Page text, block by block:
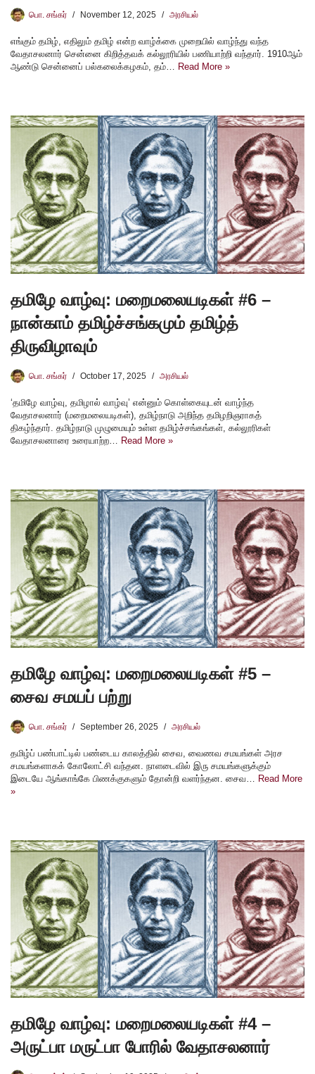
பொ. சங்கர் November 12, 2025 அரசியல்
எங்கும் தமிழ், எதிலும் தமிழ் என்ற வாழ்க்கை முறையில் வாழ்ந்து வந்த
வேதாசலனார் சென்னை கிறித்தவக் கல்லூரியில் பணியாற்றி வந்தார். 1910ஆம்
ஆண்டு சென்னைப் பல்கலைக்கழகம், தம்… Read More »
தமிழே வாழ்வு: மறைமலையடிகள் #6 –
நான்காம் தமிழ்ச்சங்கமும் தமிழ்த்
திருவிழாவும்
பொ. சங்கர் October 17, 2025 அரசியல்
‘தமிழே வாழ்வு, தமிழால் வாழ்வு’ என்னும் கொள்கையுடன் வாழ்ந்த
வேதாசலனார் (மறைமலையடிகள்), தமிழ்நாடு அறிந்த தமிழறிஞராகத்
திகழ்ந்தார். தமிழ்நாடு முழுமையும் உள்ள தமிழ்ச்சங்கங்கள், கல்லூரிகள்
வேதாசலனாரை உரையாற்ற… Read More »
தமிழே வாழ்வு: மறைமலையடிகள் #5 –
சைவ சமயப் பற்று
பொ. சங்கர் September 26, 2025 அரசியல்
தமிழ்ப் பண்பாட்டில் பண்டைய காலத்தில் சைவ, வைணவ சமயங்கள் அரச
சமயங்களாகக் கோலோட்சி வந்தன. நாளடைவில் இரு சமயங்களுக்கும்
இடையே ஆங்காங்கே பிணக்குகளும் தோன்றி வளர்ந்தன. சைவ… Read More
»
தமிழே வாழ்வு: மறைமலையடிகள் #4 –
அருட்பா மருட்பா போரில் வேதாசலனார்